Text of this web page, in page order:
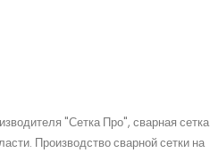
"Сетка Про", сварная сетка
Производство сварной сетки на